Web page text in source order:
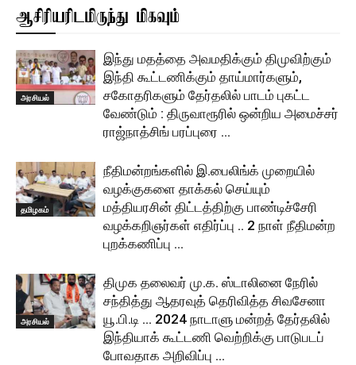
ஆசிரியரிடமிருந்து மிகவும்
அரசியல்
இந்து மதத்தை அவமதிக்கும் திமுவிற்கும்
இந்தி கூட்டணிக்கும் தாய்மார்களும்,
சகோதரிகளும் தேர்தலில் பாடம் புகட்ட
வேண்டும் : திருவாரூரில் ஒன்றிய அமைச்சர்
ராஜ்நாத்சிங் பரப்புரை …
தமிழகம்
நீதிமன்றங்களில் இ.பைலிங்க் முறையில்
வழக்குகளை தாக்கல் செய்யும்
மத்தியரசின் திட்டத்திற்கு பாண்டிச்சேரி
வழக்கறிஞர்கள் எதிர்ப்பு .. 2 நாள் நீதிமன்ற
புறக்கணிப்பு …
அரசியல்
திமுக தலைவர் மு.க. ஸ்டாலினை நேரில்
சந்தித்து ஆதரவுத் தெரிவித்த சிவசேனா
யூ.பி.டி … 2024 நாடாளு மன்றத் தேர்தலில்
இந்தியாக் கூட்டணி வெற்றிக்கு பாடுபடப்
போவதாக அறிவிப்பு …